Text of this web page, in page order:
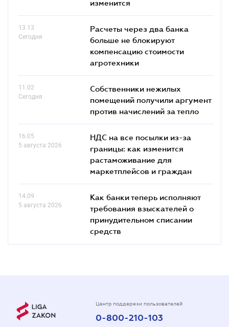
изменится
13.13
Сегодня
Расчеты через два банка
больше не блокируют
компенсацию стоимости
агротехники
11.02
Сегодня
Собственники нежилых
помещений получили аргумент
против начислений за тепло
16.05
5 августа 2026
НДС на все посылки из-за
границы: как изменится
растаможивание для
маркетплейсов и граждан
14.09
5 августа 2026
Как банки теперь исполняют
требования взыскателей о
принудительном списании
средств
Центр поддержки пользователей
0-800-210-103